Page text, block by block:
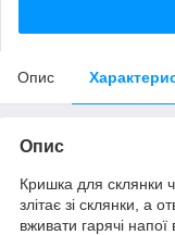
Опис
Опис
Кришка для склянки
злітає зі склянки, а
вживати гарячі напої